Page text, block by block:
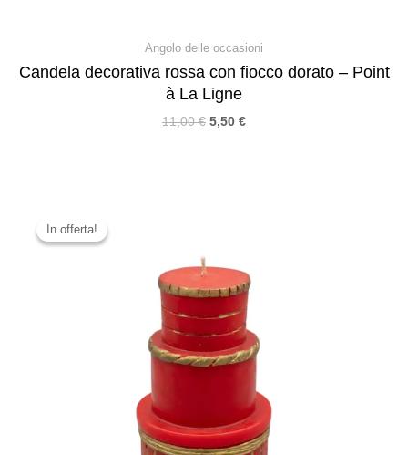
Angolo delle occasioni
Candela decorativa rossa con fiocco dorato – Point
à La Ligne
11,00€ 5,50 €
In offerta!
In offerta!